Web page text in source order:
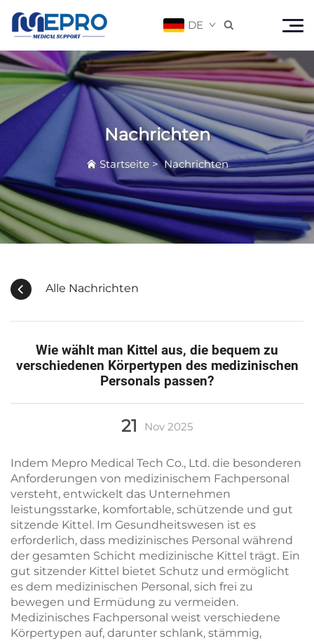
DE 
Nachrichten
Startseite>Nachrichten
Alle Nachrichten
Wie wählt man Kittel aus, die bequem zu
verschiedenen Körpertypen des medizinischen
Personals passen?
21 Nov 2025
Indem Mepro Medical Tech Co., Ltd. die besonderen
Anforderungen von medizinischem Fachpersonal
versteht, entwickelt das Unternehmen
leistungsstarke, komfortable, schützende und gut
sitzende Kittel. Im Gesundheitswesen ist es
erforderlich, dass medizinisches Personal während
der gesamten Schicht medizinische Kittel trägt. Ein
gut sitzender Kittel bietet Schutz und ermöglicht
es dem medizinischen Personal, sich frei zu
bewegen und Ermüdung zu vermeiden.
Medizinisches Fachpersonal weist verschiedene
Körpertypen auf, darunter schlank, stämmig,